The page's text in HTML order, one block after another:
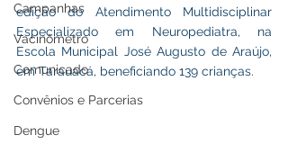
Campanhas
Vacinômetro
Comunicado
Convênios e Parcerias
Dengue
edição do Atendimento Multidisciplinar
Especializado em Neuropediatra, na
Escola Municipal José Augusto de Araújo,
em Tarauacá, beneficiando 139 crianças.